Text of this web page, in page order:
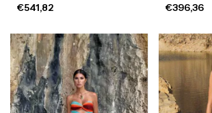
€541,82
€396,36